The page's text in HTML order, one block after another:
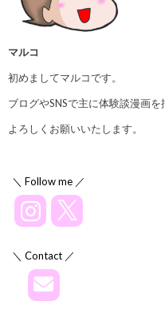
マルコ
初めましてマルコです。
ブログやSNSで主に体験談漫画を
よろしくお願いいたします。
＼ Follow me ／
＼ Contact ／